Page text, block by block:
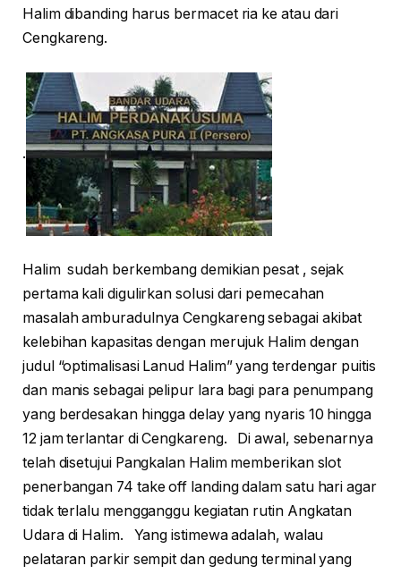
Halim dibanding harus bermacet ria ke atau dari
Cengkareng.
.
Halim sudah berkembang demikian pesat , sejak
pertama kali digulirkan solusi dari pemecahan
masalah amburadulnya Cengkareng sebagai akibat
kelebihan kapasitas dengan merujuk Halim dengan
judul “optimalisasi Lanud Halim” yang terdengar puitis
dan manis sebagai pelipur lara bagi para penumpang
yang berdesakan hingga delay yang nyaris 10 hingga
12 jam terlantar di Cengkareng. Di awal, sebenarnya
telah disetujui Pangkalan Halim memberikan slot
penerbangan 74 take off landing dalam satu hari agar
tidak terlalu mengganggu kegiatan rutin Angkatan
Udara di Halim. Yang istimewa adalah, walau
pelataran parkir sempit dan gedung terminal yang